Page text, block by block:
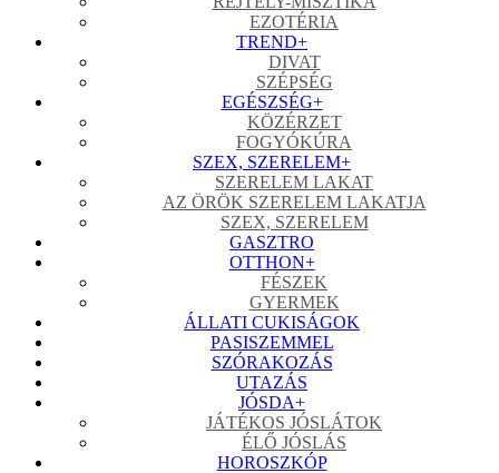
EZOTÉRIA
TREND+
DIVAT
SZÉPSÉG
EGÉSZSÉG+
KÖZÉRZET
FOGYÓKÚRA
SZEX, SZERELEM+
SZERELEM LAKAT
AZ ÖRÖK SZERELEM LAKATJA
SZEX, SZERELEM
GASZTRO
OTTHON+
FÉSZEK
GYERMEK
ÁLLATI CUKISÁGOK
PASISZEMMEL
SZÓRAKOZÁS
UTAZÁS
JÓSDA+
JÁTÉKOS JÓSLÁTOK
ÉLŐ JÓSLÁS
HOROSZKÓP